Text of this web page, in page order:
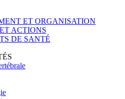
ET ORGANISATION
ACTIONS
DE SANTÉ